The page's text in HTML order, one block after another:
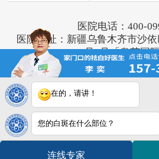
医院电话：400-
医院地址：新疆乌鲁木齐市沙
号1号「奥莱国
版权所有：乌鲁木齐新
新ICP备
注：本网站信息仅供参考，不
据，服用药物或进行治疗时请遵
用文章涉及版权问题，请
在的，请讲！
您的白斑在什么部位？
连线专家